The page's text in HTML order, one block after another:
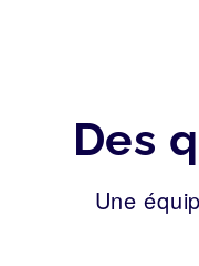
Des
Une